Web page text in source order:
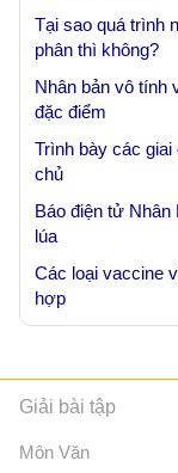
Tại sao quá trình
phân thì không?
Nhân bản vô tính
đặc điểm
Trình bày các giai
chủ
Báo điện tử Nhân
lúa
Các loại vaccine
hợp
Giải bài tập
Môn Văn